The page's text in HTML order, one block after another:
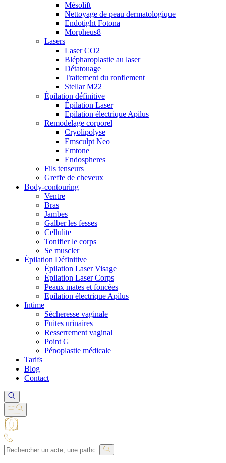
Mésolift
Nettoyage de peau dermatologique
Endotight Fotona
Morpheus8
Lasers
Laser CO2
Blépharoplastie au laser
Détatouage
Traitement du ronflement
Stellar M22
Épilation définitive
Épilation Laser
Epilation électrique Apilus
Remodelage corporel
Cryolipolyse
Emsculpt Neo
Emtone
Endospheres
Fils tenseurs
Greffe de cheveux
Body-contouring
Ventre
Bras
Jambes
Galber les fesses
Cellulite
Tonifier le corps
Se muscler
Épilation Définitive
Épilation Laser Visage
Épilation Laser Corps
Peaux mates et foncées
Epilation électrique Apilus
Intime
Sécheresse vaginale
Fuites urinaires
Resserrement vaginal
Point G
Pénoplastie médicale
Tarifs
Blog
Contact